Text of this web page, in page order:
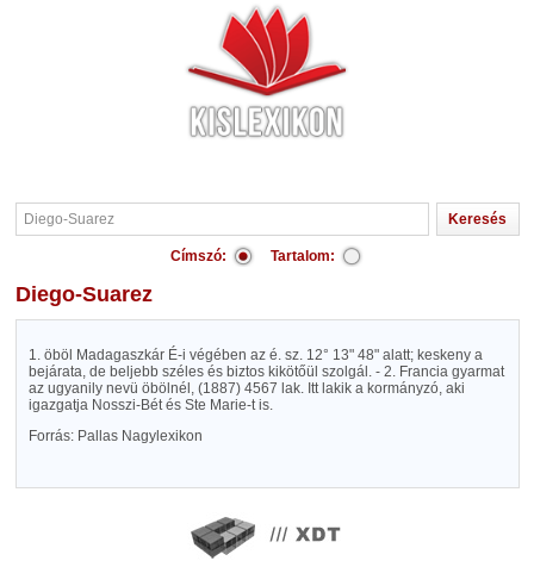
Címszó: Tartalom:
Diego-Suarez
1. öböl Madagaszkár É-i végében az é. sz. 12° 13" 48" alatt; keskeny a
bejárata, de beljebb széles és biztos kikötőül szolgál. - 2. Francia gyarmat
az ugyanily nevü öbölnél, (1887) 4567 lak. Itt lakik a kormányzó, aki
igazgatja Nosszi-Bét és Ste Marie-t is.
Forrás: Pallas Nagylexikon